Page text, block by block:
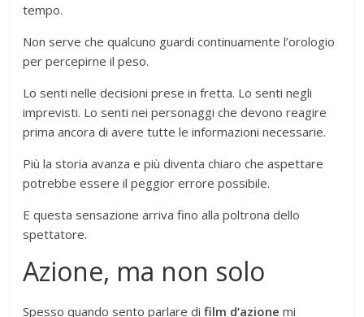
tempo.
Non serve che qualcuno guardi continuamente l’orologio
per percepirne il peso.
Lo senti nelle decisioni prese in fretta. Lo senti negli
imprevisti. Lo senti nei personaggi che devono reagire
prima ancora di avere tutte le informazioni necessarie.
Più la storia avanza e più diventa chiaro che aspettare
potrebbe essere il peggior errore possibile.
E questa sensazione arriva fino alla poltrona dello
spettatore.
Azione, ma non solo
Spesso quando sento parlare difilm d’azione mi